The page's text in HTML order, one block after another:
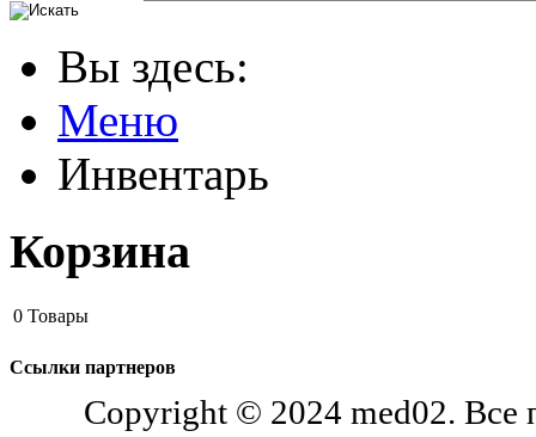
Вы здесь:
Меню
Инвентарь
Корзина
0 Товары
Ссылки партнеров
Copyright © 2024 med02. Все